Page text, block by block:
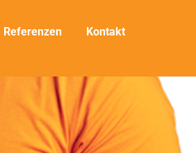
Referenzen Kontakt